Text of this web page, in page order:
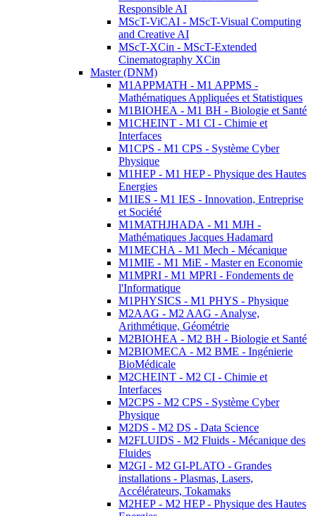
Responsible AI
MScT-ViCAI - MScT-Visual Computing
and Creative AI
MScT-XCin - MScT-Extended
Cinematography XCin
Master (DNM)
M1APPMATH - M1 APPMS -
Mathématiques Appliquées et Statistiques
M1BIOHEA - M1 BH - Biologie et Santé
M1CHEINT - M1 CI - Chimie et
Interfaces
M1CPS - M1 CPS - Système Cyber
Physique
M1HEP - M1 HEP - Physique des Hautes
Energies
M1IES - M1 IES - Innovation, Entreprise
et Société
M1MATHJHADA - M1 MJH -
Mathématiques Jacques Hadamard
M1MECHA - M1 Mech - Mécanique
M1MIE - M1 MiE - Master en Economie
M1MPRI - M1 MPRI - Fondements de
l'Informatique
M1PHYSICS - M1 PHYS - Physique
M2AAG - M2 AAG - Analyse,
Arithmétique, Géométrie
M2BIOHEA - M2 BH - Biologie et Santé
M2BIOMECA - M2 BME - Ingénierie
BioMédicale
M2CHEINT - M2 CI - Chimie et
Interfaces
M2CPS - M2 CPS - Système Cyber
Physique
M2DS - M2 DS - Data Science
M2FLUIDS - M2 Fluids - Mécanique des
Fluides
M2GI - M2 GI-PLATO - Grandes
installations - Plasmas, Lasers,
Accélérateurs, Tokamaks
M2HEP - M2 HEP - Physique des Hautes